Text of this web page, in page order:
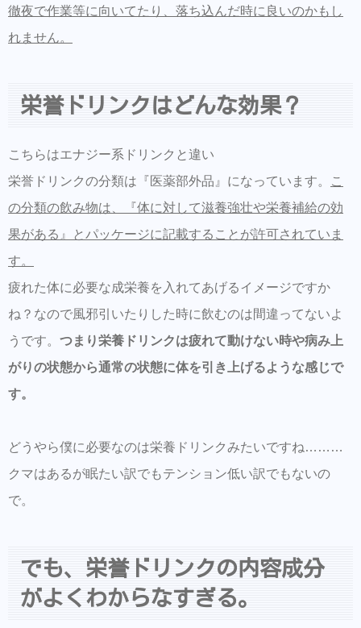
徹夜で作業等に向いてたり、落ち込んだ時に良いのかもし
れません。
栄誉ドリンクはどんな効果？
こちらはエナジー系ドリンクと違い
栄誉ドリンクの分類は『医薬部外品』になっています。
こ
の分類の飲み物は、『体に対して滋養強壮や栄養補給の効
果がある』とパッケージに記載することが許可されていま
す。
疲れた体に必要な成栄養を入れてあげるイメージですか
ね？なので風邪引いたりした時に飲むのは間違ってないよ
うです。 つまり栄養ドリンクは疲れて動けない時や病み上
がりの状態から通常の状態に体を引き上げるような感じで
す。
どうやら僕に必要なのは栄養ドリンクみたいですね………
クマはあるが眠たい訳でもテンション低い訳でもないの
で。
でも、栄誉ドリンクの内容成分
がよくわからなすぎる。